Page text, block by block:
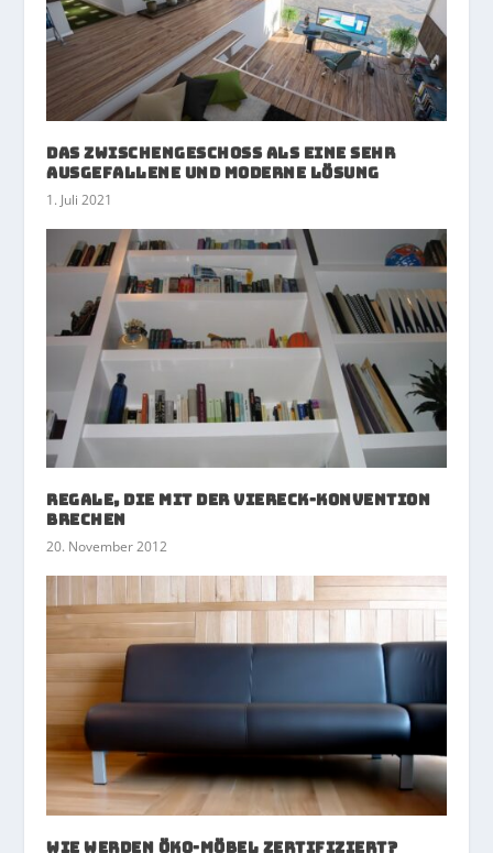
Das Zwischengeschoss als eine sehr
ausgefallene und moderne Lösung
1. Juli 2021
Regale, die mit der Viereck-Konvention
brechen
20. November 2012
Wie werden Öko-Möbel zertifiziert?